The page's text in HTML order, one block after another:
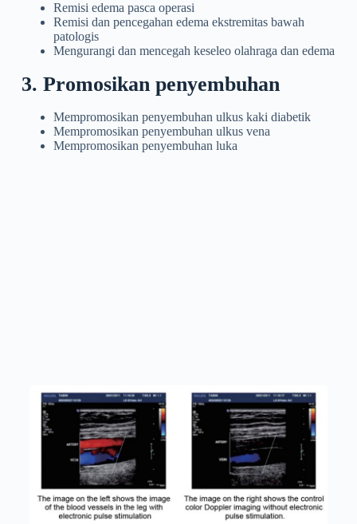
Remisi edema pasca operasi
Remisi dan pencegahan edema ekstremitas bawah
patologis
Mengurangi dan mencegah keseleo olahraga dan edema
3. Promosikan penyembuhan
Mempromosikan penyembuhan ulkus kaki diabetik
Mempromosikan penyembuhan ulkus vena
Mempromosikan penyembuhan luka